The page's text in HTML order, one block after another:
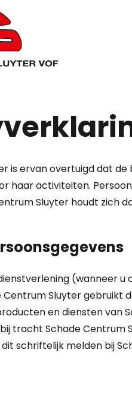
is ervan overtuigd dat
haar activiteiten.
Sluyter houdt zich
(wanneer
Centrum Sluyter
en diensten van
tracht Schade
schriftelijk melden bij